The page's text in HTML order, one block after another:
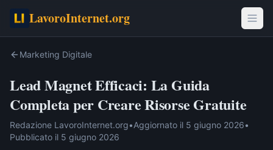
LavoroInternet.org
Marketing Digitale
Lead Magnet Efficaci: La Guida
Completa per Creare Risorse Gratuite
Redazione LavoroInternet.org•Aggiornato il 5 giugno 2026•
Pubblicato il 5 giugno 2026